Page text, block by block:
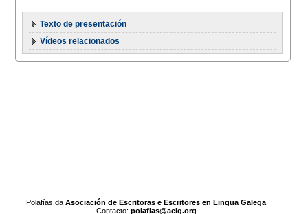
Texto de presentación
Vídeos relacionados
Polafías daAsociación de Escritoras e Escritores en Lingua Galega
Contacto: polafias@aelg.org